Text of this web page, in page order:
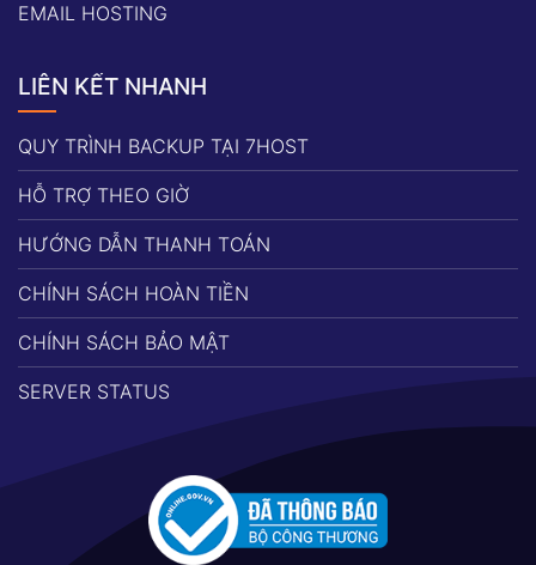
EMAIL HOSTING
LIÊN KẾT NHANH
QUY TRÌNH BACKUP TẠI 7HOST
HỖ TRỢ THEO GIỜ
HƯỚNG DẪN THANH TOÁN
CHÍNH SÁCH HOÀN TIỀN
CHÍNH SÁCH BẢO MẬT
SERVER STATUS